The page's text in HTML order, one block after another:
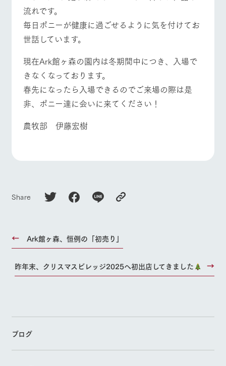
流れです。
毎日ポニーが健康に過ごせるように気を付けてお
世話しています。
現在Ark館ヶ森の園内は冬期間中につき、入場で
きなくなっております。
春先になったら入場できるのでご来場の際は是
非、ポニー達に会いに来てください！
農牧部 伊藤宏樹
Share
Ark館ヶ森、恒例の「初売り」
昨年末、クリスマスビレッジ2025へ初出店してきました
ブログ